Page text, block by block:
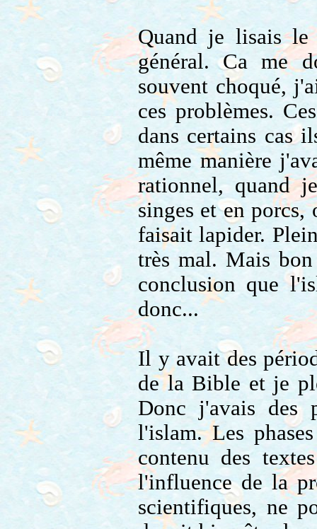
Quand je lisais le
général. Ca me
souvent choqué,
ces problèmes.
dans certains cas
même manière
rationnel, quand
singes et en
faisait lapider.
très mal. Mais
conclusion que
donc...
Il y avait des
de la Bible et je
Donc j'avais des
l'islam. Les
contenu des
l'influence de la
scientifiques, ne